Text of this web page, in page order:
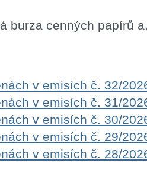
burza cenných papírů
v emisích č. 32/
v emisích č. 31/
v emisích č. 30/
v emisích č. 29/
v emisích č. 28/